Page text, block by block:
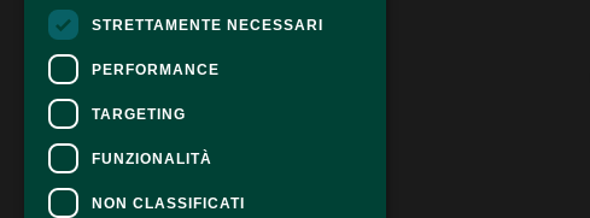
STRETTAMENTE NECESSARI
PERFORMANCE
TARGETING
FUNZIONALITÀ
NON CLASSIFICATI